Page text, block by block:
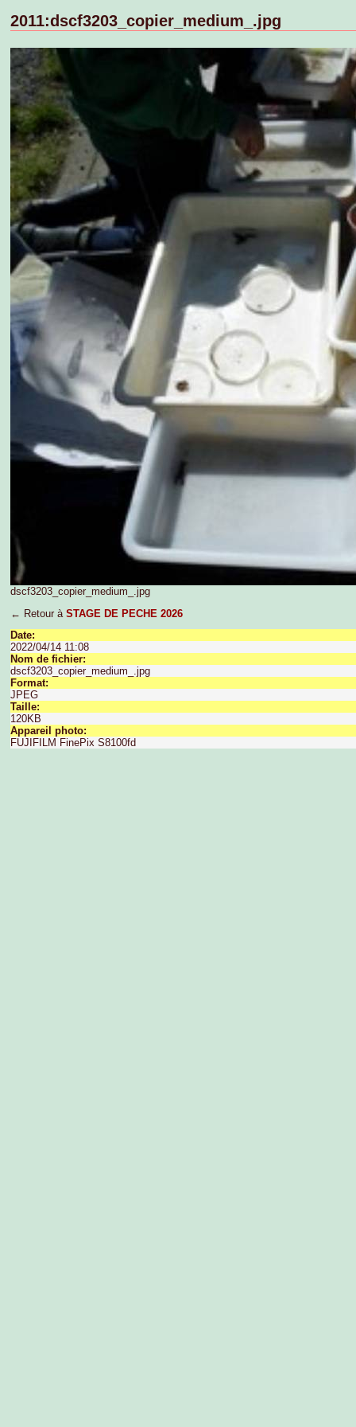
2011:dscf3203_copier_medium_.jpg
dscf3203_copier_medium_.jpg
← Retour à STAGE DE PECHE 2026
Date:
2022/04/14 11:08
Nom de fichier:
dscf3203_copier_medium_.jpg
Format:
JPEG
Taille:
120KB
Appareil photo:
FUJIFILM FinePix S8100fd